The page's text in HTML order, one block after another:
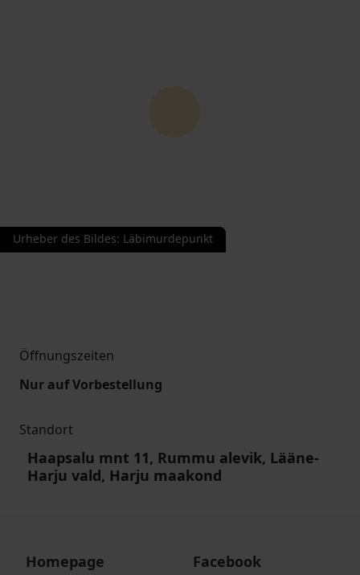
Urheber des Bildes: Läbimurdepunkt
Öffnungszeiten
Nur auf Vorbestellung
Standort
Haapsalu mnt 11, Rummu alevik, Lääne-
Harju vald, Harju maakond
Homepage Facebook